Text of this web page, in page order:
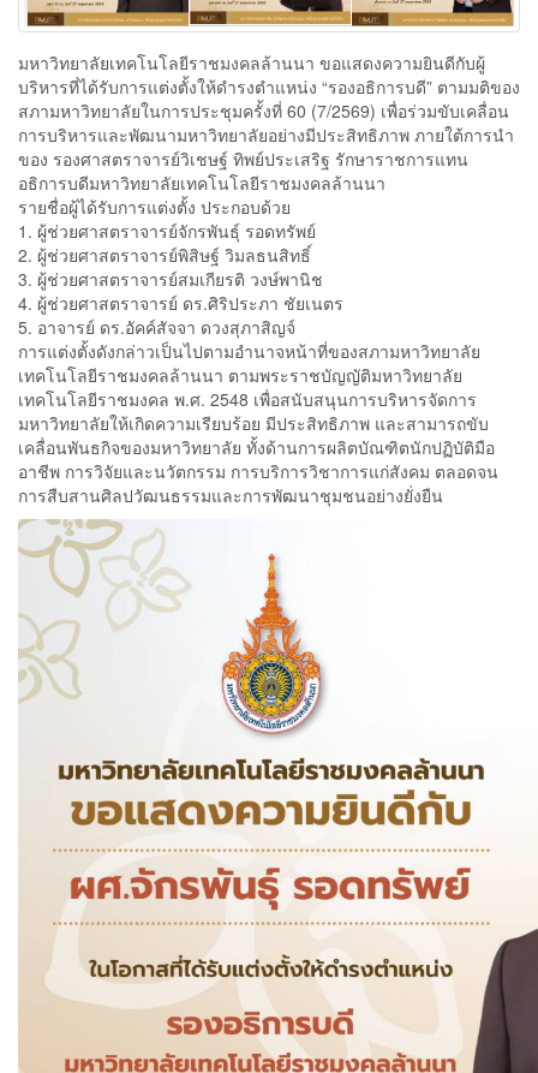
มหาวิทยาลัยเทคโนโลยีราชมงคลล้านนา ขอแสดงความยินดีกับผู้
บริหารที่ได้รับการแต่งตั้งให้ดำรงตำแหน่ง “รองอธิการบดี” ตามมติของ
สภามหาวิทยาลัยในการประชุมครั้งที่ 60 (7/2569) เพื่อร่วมขับเคลื่อน
การบริหารและพัฒนามหาวิทยาลัยอย่างมีประสิทธิภาพ ภายใต้การนำ
ของ รองศาสตราจารย์วิเชษฐ์ ทิพย์ประเสริฐ รักษาราชการแทน
อธิการบดีมหาวิทยาลัยเทคโนโลยีราชมงคลล้านนา
รายชื่อผู้ได้รับการแต่งตั้ง ประกอบด้วย
1. ผู้ช่วยศาสตราจารย์จักรพันธุ์ รอดทรัพย์
2. ผู้ช่วยศาสตราจารย์พิสิษฐ์ วิมลธนสิทธิ์
3. ผู้ช่วยศาสตราจารย์สมเกียรติ วงษ์พานิช
4. ผู้ช่วยศาสตราจารย์ ดร.ศิริประภา ชัยเนตร
5. อาจารย์ ดร.อัคค์สัจจา ดวงสุภาสิญจ์
การแต่งตั้งดังกล่าวเป็นไปตามอำนาจหน้าที่ของสภามหาวิทยาลัย
เทคโนโลยีราชมงคลล้านนา ตามพระราชบัญญัติมหาวิทยาลัย
เทคโนโลยีราชมงคล พ.ศ. 2548 เพื่อสนับสนุนการบริหารจัดการ
มหาวิทยาลัยให้เกิดความเรียบร้อย มีประสิทธิภาพ และสามารถขับ
เคลื่อนพันธกิจของมหาวิทยาลัย ทั้งด้านการผลิตบัณฑิตนักปฏิบัติมือ
อาชีพ การวิจัยและนวัตกรรม การบริการวิชาการแก่สังคม ตลอดจน
การสืบสานศิลปวัฒนธรรมและการพัฒนาชุมชนอย่างยั่งยืน